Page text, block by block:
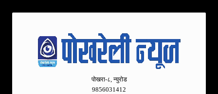
पोखरा-८, न्युरोड
9856031412